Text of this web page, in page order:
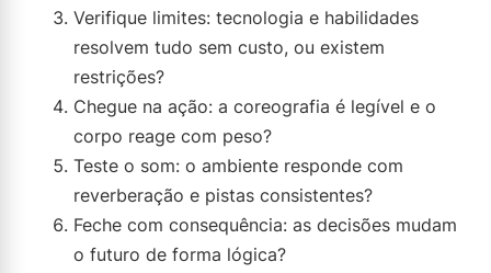
Verifique limites: tecnologia e habilidades
resolvem tudo sem custo, ou existem
restrições?
Chegue na ação: a coreografia é legível e o
corpo reage com peso?
Teste o som: o ambiente responde com
reverberação e pistas consistentes?
Feche com consequência: as decisões mudam
o futuro de forma lógica?